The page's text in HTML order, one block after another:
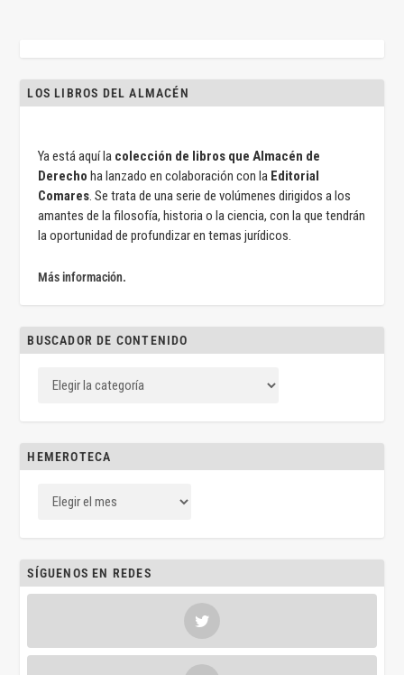
LOS LIBROS DEL ALMACÉN
Ya está aquí la colección de libros que Almacén de
Derecho ha lanzado en colaboración con la Editorial
Comares. Se trata de una serie de volúmenes dirigidos a los
amantes de la filosofía, historia o la ciencia, con la que tendrán
la oportunidad de profundizar en temas jurídicos.
Más información.
BUSCADOR DE CONTENIDO
HEMEROTECA
SÍGUENOS EN REDES